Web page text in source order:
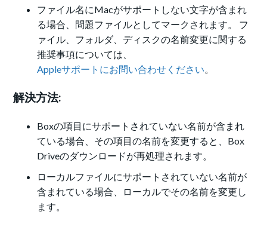
ファイル名にMacがサポートしない文字が含まれ
る場合、問題ファイルとしてマークされます。 フ
ァイル、フォルダ、ディスクの名前変更に関する
推奨事項については、
Appleサポートにお問い合わせください。
解決方法:
Boxの項目にサポートされていない名前が含まれ
ている場合、その項目の名前を変更すると、Box
Driveのダウンロードが再処理されます。
ローカルファイルにサポートされていない名前が
含まれている場合、ローカルでその名前を変更し
ます。